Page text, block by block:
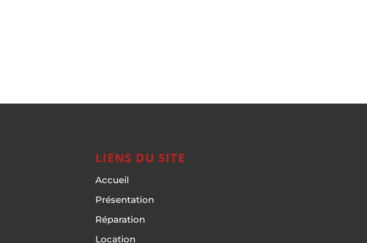
LIENS DU SITE
Accueil
Présentation
Réparation
Location